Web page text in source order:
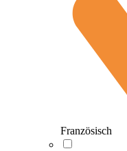
Französisch